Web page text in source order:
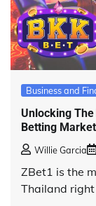
Business and
Unlocking
Betting
Willie Garcia
ZBet1 is the
Thailand